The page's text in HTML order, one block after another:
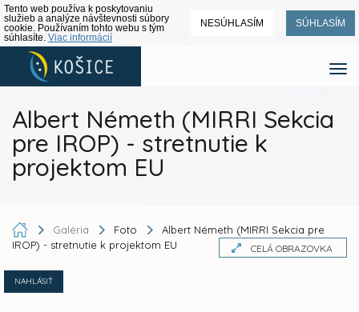
Tento web používa k poskytovaniu
služieb a analýze návštevnosti súbory
cookie. Používaním tohto webu s tým
súhlasíte. Viac informácií
NESÚHLASÍM SÚHLASÍM
Albert Németh (MIRRI Sekcia
pre IROP) - stretnutie k
projektom EU
Galéria Foto
Albert Németh (MIRRI Sekcia pre
IROP) - stretnutie k projektom EU
CELÁ OBRAZOVKA
NAHLÁSIŤ